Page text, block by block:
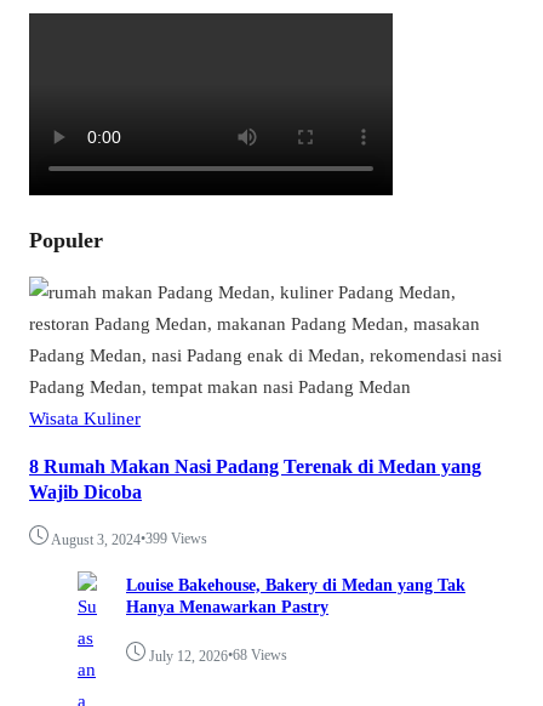
Populer
Wisata Kuliner
8 Rumah Makan Nasi Padang Terenak di Medan yang
Wajib Dicoba
August 3, 2024•399 Views
Louise Bakehouse, Bakery di Medan yang Tak
Hanya Menawarkan Pastry
July 12, 2026•68 Views